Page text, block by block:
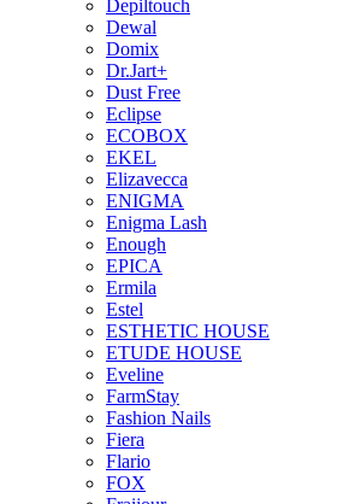
Depiltouch
Dewal
Domix
Dr.Jart+
Dust Free
Eclipse
ECOBOX
EKEL
Elizavecca
ENIGMA
Enigma Lash
Enough
EPICA
Ermila
Estel
ESTHETIC HOUSE
ETUDE HOUSE
Eveline
FarmStay
Fashion Nails
Fiera
Flario
FOX